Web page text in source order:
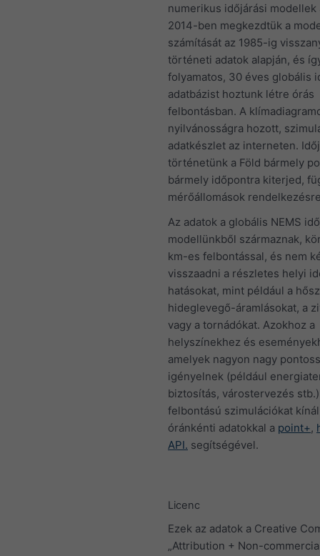
numerikus időjárási modellek
2014-ben megkezdtük a
számítását az 1985-ig
történeti adatok alapján, és
folyamatos, 30 éves globális
adatbázist hoztunk létre órás
felbontásban. A
nyilvánosságra hozott,
adatkészlet az interneten.
történetünk a Föld bármely
bármely időpontra kiterjed,
mérőállomások
Az adatok a globális NEMS
modellünkből származnak,
km-es felbontással, és nem
visszaadni a részletes helyi
hatásokat, mint például a
hideglevegő-áramlásokat, a
vagy a tornádókat. Azokhoz a
helyszínekhez és
amelyek nagyon nagy
igényelnek (például
biztosítás, várostervezés
felbontású szimulációkat
óránkénti adatokkal a point+,
API. segítségével.
Licenc
Ezek az adatok a Creative
„Attribution + Non-